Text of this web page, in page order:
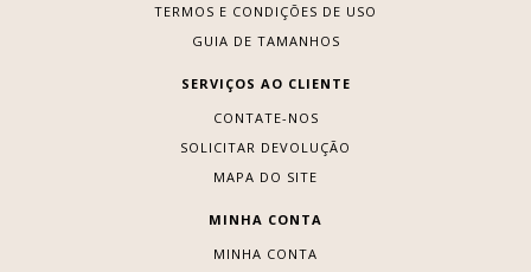
TERMOS E CONDIÇÕES DE USO
GUIA DE TAMANHOS
SERVIÇOS AO CLIENTE
CONTATE-NOS
SOLICITAR DEVOLUÇÃO
MAPA DO SITE
MINHA CONTA
MINHA CONTA